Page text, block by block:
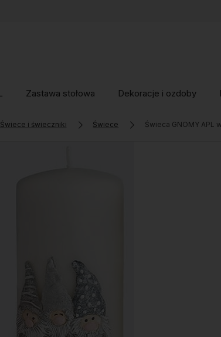
Zastawa stołowa Dekoracje i ozdoby
Świece i świeczniki Świece Świeca GNOMY APL